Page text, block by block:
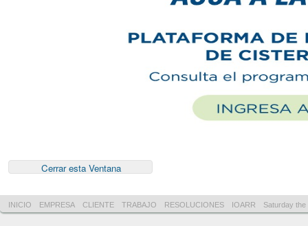
INICIO EMPRESA CLIENTE TRABAJO RESOLUCIONES IOARR Saturday